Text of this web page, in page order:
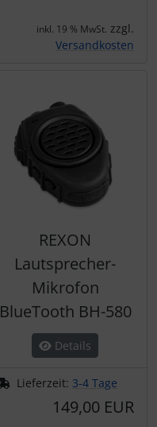
inkl. 19 % MwSt. zzgl.
Versandkosten
REXON
Lautsprecher-
Mikrofon
BlueTooth BH-580
Details
Lieferzeit: 3-4 Tage
149,00 EUR